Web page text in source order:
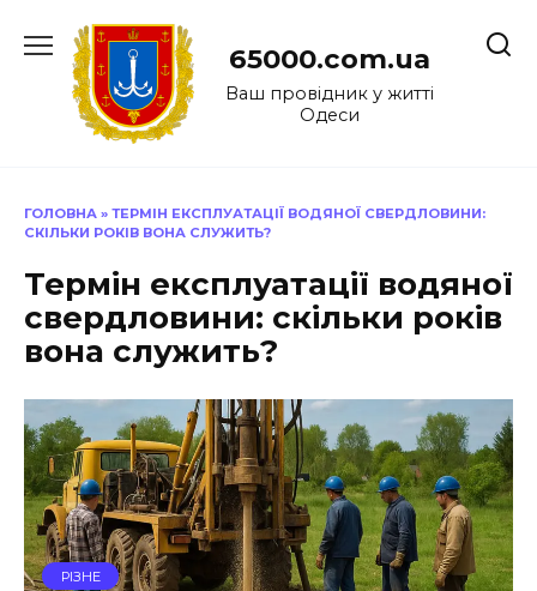
до
65000.com.ua
Ваш провідник у житті
Одеси
ГОЛОВНА » ТЕРМІН ЕКСПЛУАТАЦІЇ ВОДЯНОЇ СВЕРДЛОВИНИ:
СКІЛЬКИ РОКІВ ВОНА СЛУЖИТЬ?
Термін експлуатації водяної
свердловини: скільки років
вона служить?
РІЗНЕ